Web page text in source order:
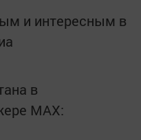
и интересным в
в
MАХ: